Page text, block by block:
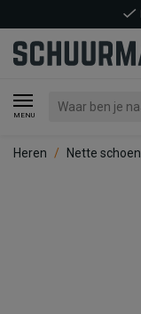
MENU
Heren Nette